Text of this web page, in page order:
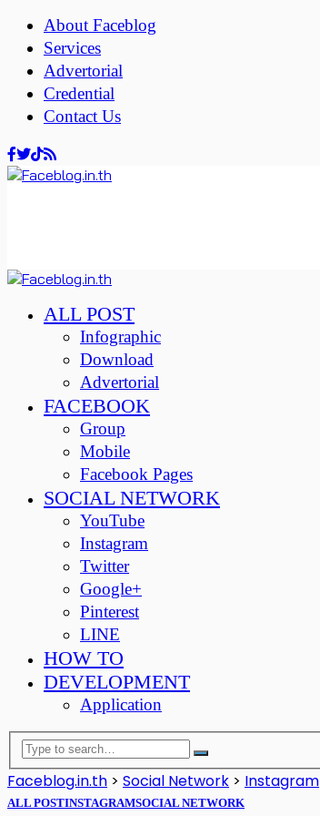
About Faceblog
Services
Advertorial
Credential
Contact Us
ALL POST
Infographic
Download
Advertorial
FACEBOOK
Group
Mobile
Facebook Pages
SOCIAL NETWORK
YouTube
Instagram
Twitter
Google+
Pinterest
LINE
HOW TO
DEVELOPMENT
Application
Faceblog.in.th > Social Network > Instagram
ALL POSTINSTAGRAMSOCIAL NETWORK